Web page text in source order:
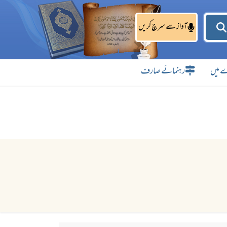
آواز سے سرچ کریں
میں رہنمائے صارف